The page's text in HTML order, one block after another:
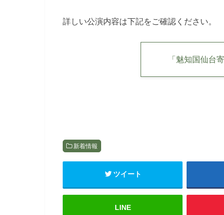
詳しい公演内容は下記をご確認ください。
「魅知国仙台
新着情報
ツイート
LINE